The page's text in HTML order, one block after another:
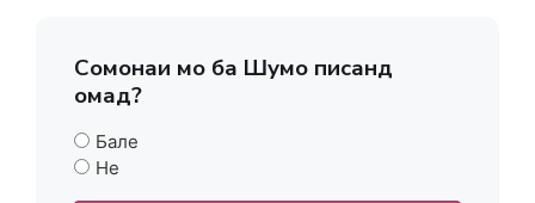
Сомонаи мо ба Шумо писанд
омад?
Бале
Не